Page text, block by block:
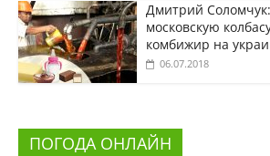
Дмитрий
московскую
комбижир на
06.07.2018
ПОГОДА ОНЛАЙН